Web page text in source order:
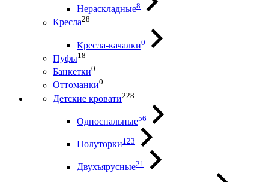
Нераскладные8
Кресла28
Кресла-качалки0
Пуфы18
Банкетки0
Оттоманки0
Детские кровати228
Односпальные56
Полуторки123
Двухъярусные21